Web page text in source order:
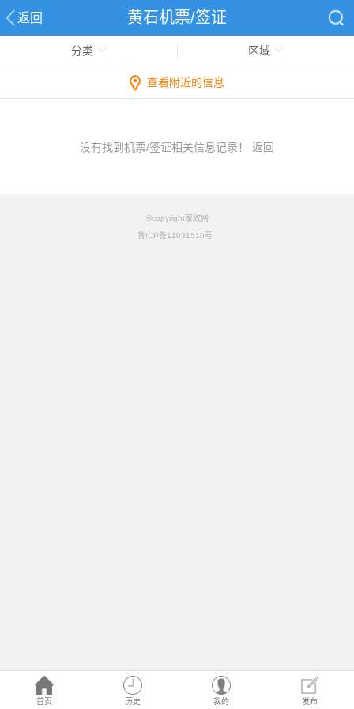
返回 黄石机票/签证
首页 历史 我的 发布
分类 区域
查看附近的信息
没有找到机票/签证相关信息记录！ 返回
©copyright家政网
鲁ICP备11031510号